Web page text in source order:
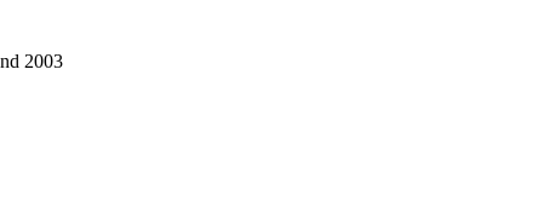
2003